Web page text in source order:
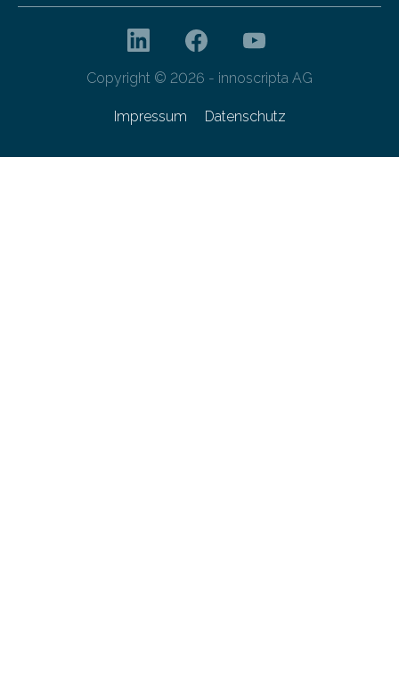
Copyright © 2026 - innoscripta AG
Impressum Datenschutz